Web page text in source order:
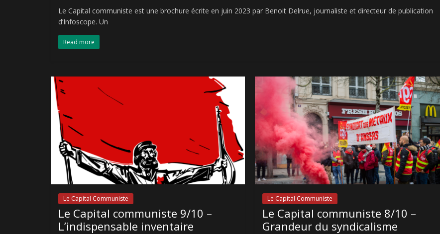
Le Capital communiste est une brochure écrite en juin 2023 par Benoit Delrue, journaliste et directeur de publication
d’Infoscope. Un
Read more
Le Capital Communiste
Le Capital communiste 9/10 –
L’indispensable inventaire
Le Capital Communiste
Le Capital communiste 8/10 –
Grandeur du syndicalisme